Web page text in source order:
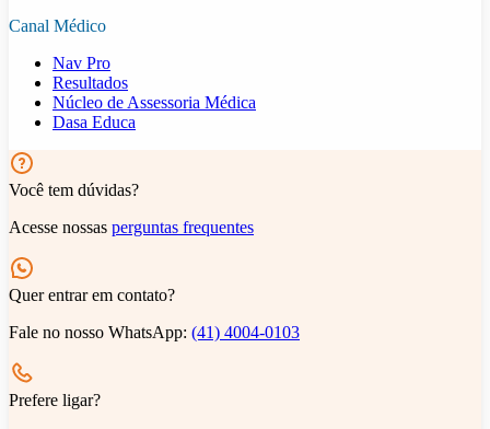
Canal Médico
Nav Pro
Resultados
Núcleo de Assessoria Médica
Dasa Educa
Você tem dúvidas?
Acesse nossas perguntas frequentes
Quer entrar em contato?
Fale no nosso WhatsApp: (41) 4004-0103
Prefere ligar?